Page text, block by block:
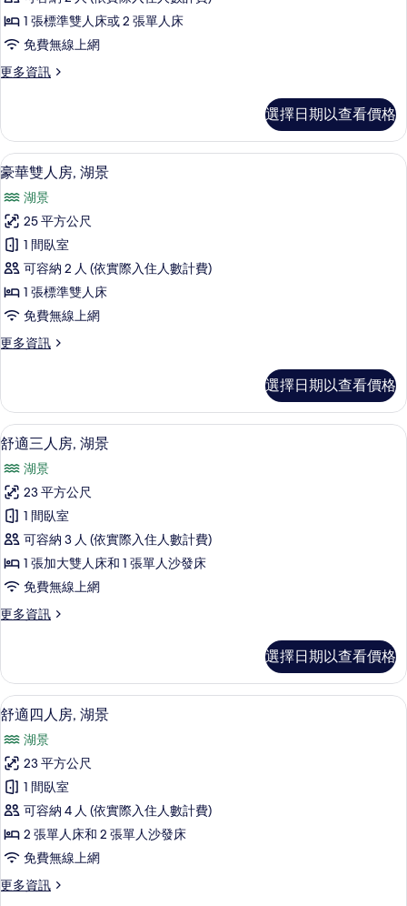
詳
情
人
房,
湖
景
所
有
相
片
1 張標準雙人床或 2 張單人床
免費無線上網
更多資訊
更
雙
人
房,
景
的
詳
情
選擇日期以查看價格
顯
示
豪
華
雙
人
房,
湖
景
所
有
相
片
豪華雙人房, 湖景 | 客房內保險箱、書
8
豪華雙人房, 湖景
湖景
25 平方公尺
1 間臥室
可容納 2 人 (依實際入住人數計費)
1 張標準雙人床
免費無線上網
更多資訊
更
雙
人
房,
景
的
詳
情
選擇日期以查看價格
顯
示
舒
適
三
人
房,
湖
景
所
有
相
片
客房內保險箱、書桌、免費無線上網、
7
舒適三人房, 湖景
湖景
23 平方公尺
1 間臥室
可容納 3 人 (依實際入住人數計費)
1 張加大雙人床和 1 張單人沙發床
免費無線上網
更多資訊
更
三
人
房,
景
的
詳
情
選擇日期以查看價格
顯
示
舒
適
四
人
房,
湖
景
客房內保險箱、書桌、免費無線上網、
7
舒適四人房, 湖景
湖景
23 平方公尺
1 間臥室
可容納 4 人 (依實際入住人數計費)
2 張單人床和 2 張單人沙發床
免費無線上網
更多資訊
更